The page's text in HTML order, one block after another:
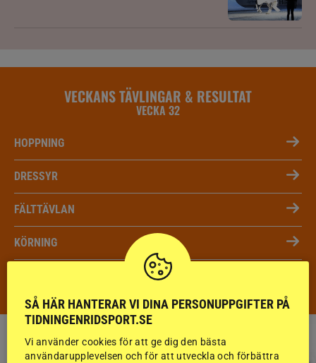
VECKANS TÄVLINGAR & RESULTAT
VECKA 32
HOPPNING
DRESSYR
FÄLTTÄVLAN
KÖRNING
SÅ HÄR HANTERAR VI DINA PERSONUPPGIFTER PÅ
TIDNINGENRIDSPORT.SE
Vi använder cookies för att ge dig den bästa
användarupplevelsen och för att utveckla och förbättra